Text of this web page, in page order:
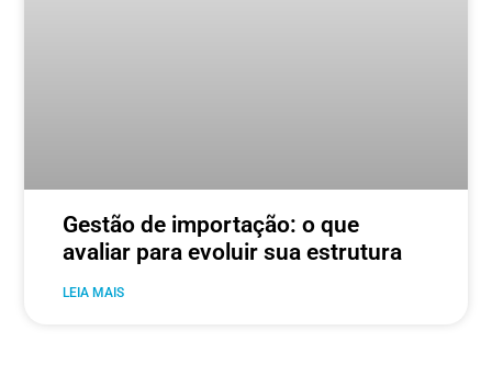
Gestão de importação: o que
avaliar para evoluir sua estrutura
LEIA MAIS